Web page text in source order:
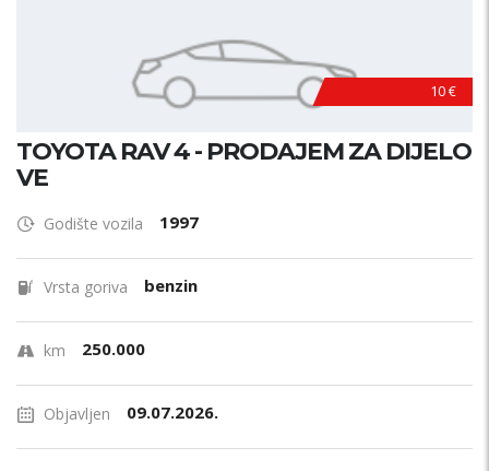
10 €
TOYOTA RAV 4 - PRODAJEM ZA DIJELO
VE
Godište vozila 1997
Vrsta goriva benzin
km 250.000
Objavljen 09.07.2026.